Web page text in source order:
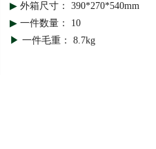
▶外箱尺寸： 390*270*540mm
▶一件数量： 10
▶一件毛重： 8.7kg